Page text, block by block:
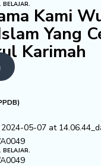
BELAJAR.
Kami
Yang
Karimah
BELAJAR.